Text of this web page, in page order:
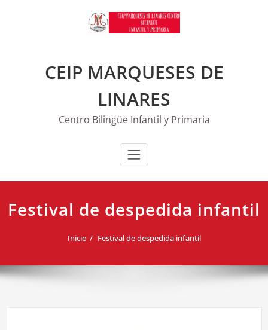
CEIP MARQUESES DE
LINARES
Centro Bilingüe Infantil y Primaria
Festival de despedida infantil
Inicio Festival de despedida infantil